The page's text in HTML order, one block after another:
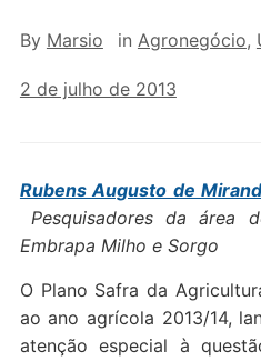
By Marsio in Agronegócio,
2 de julho de 2013
Rubens Augusto de
Pesquisadores da área
Embrapa Milho e Sorgo
O Plano Safra da
ao ano agrícola 2013/14,
atenção especial à